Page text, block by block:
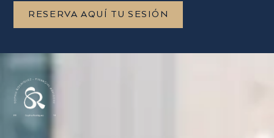
RESERVA AQUÍ TU SESIÓN